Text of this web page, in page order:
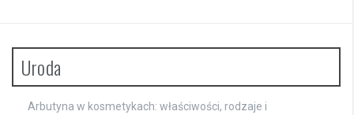
Uroda
Arbutyna w kosmetykach: właściwości, rodzaje i